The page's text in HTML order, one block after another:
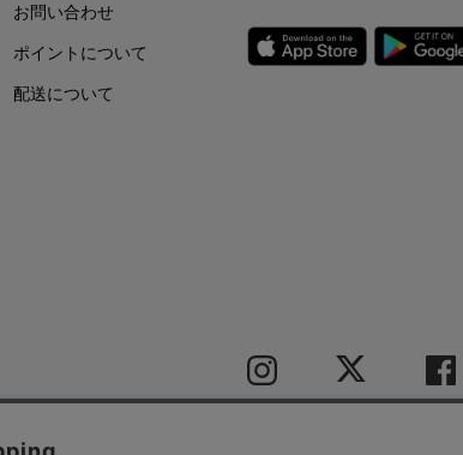
お問い合わせ
ポイントについて
配送について